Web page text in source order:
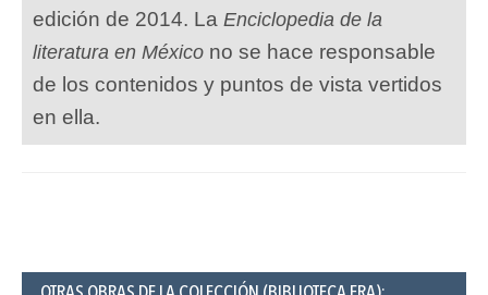
edición de 2014. La Enciclopedia de la
literatura en México no se hace responsable
de los contenidos y puntos de vista vertidos
en ella.